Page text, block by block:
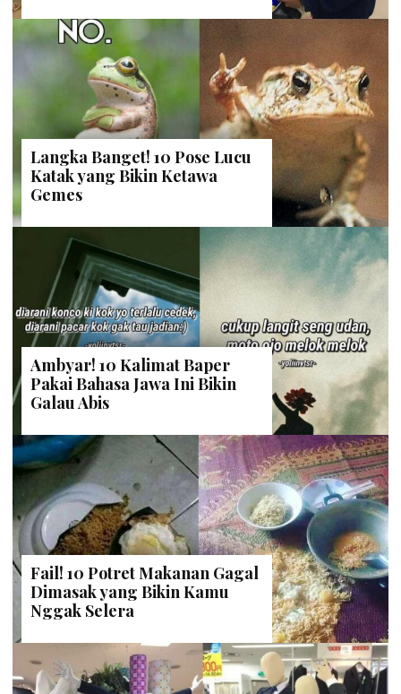
Langka Banget! 10 Pose Lucu
Katak yang Bikin Ketawa
Gemes
Ambyar! 10 Kalimat Baper
Pakai Bahasa Jawa Ini Bikin
Galau Abis
Fail! 10 Potret Makanan Gagal
Dimasak yang Bikin Kamu
Nggak Selera